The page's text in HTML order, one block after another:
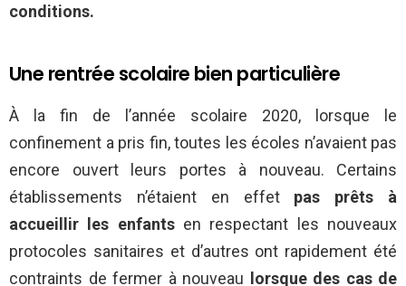
conditions.
Une rentrée scolaire bien particulière
À la fin de l’année scolaire 2020, lorsque le
confinement a pris fin, toutes les écoles n’avaient pas
encore ouvert leurs portes à nouveau. Certains
établissements n’étaient en effet pas prêts à
accueillir les enfantsen respectant les nouveaux
protocoles sanitaires et d’autres ont rapidement été
contraints de fermer à nouveau
lorsque des cas de